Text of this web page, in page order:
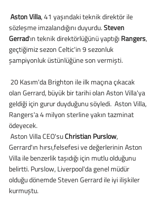
Aston Villa, 41 yaşındaki teknik direktör ile
sözleşme imzalandığını duyurdu. Steven
Gerrad'ın teknik direktörlüğünü yaptığı Rangers,
geçtiğimiz sezon Celtic'in 9 sezonluk
şampiyonluk üstünlüğüne son vermişti.
olan Gerrard, büyük bir tarihi olan Aston Villa'ya
geldiği için gurur duyduğunu söyledi.  Aston Villa,
Rangers'a 4 milyon sterline yakın tazminat
ödeyecek.
Aston Villa CEO'su Christian Purslow,
Gerrard'ın hırsı,felsefesi ve değerlerinin Aston
Villa ile benzerlik taşıdığı için mutlu olduğunu
belirtti. Purslow, Liverpool'da genel müdür
olduğu dönemde Steven Gerrard ile iyi ilişkiler
kurmuştu.